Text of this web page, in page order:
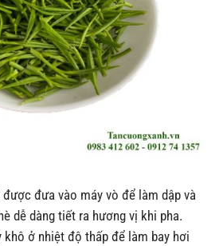
đưa vào máy vò để làm dập và
dễ dàng tiết ra hương vị khi pha.
ở nhiệt độ thấp để làm bay hơi